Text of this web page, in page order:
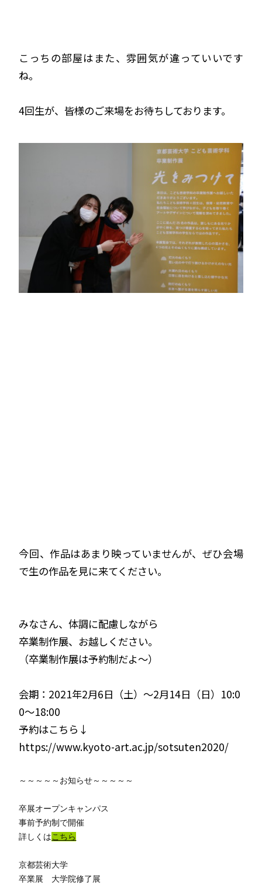
こっちの部屋はまた、雰囲気が違っていいです
ね。
4回生が、皆様のご来場をお待ちしております。
今回、作品はあまり映っていませんが、ぜひ会場
で生の作品を見に来てください。
みなさん、体調に配慮しながら
卒業制作展、お越しください。
（卒業制作展は予約制だよ〜）
会期：2021年2月6日（土）～2月14日（日） 10:0
0～18:00
予約はこちら↓
https://www.kyoto-art.ac.jp/sotsuten2020/
～～～～～お知らせ～～～～～
卒展オープンキャンパス
事前予約制で開催
詳しくはこちら
京都芸術大学
卒業展 大学院修了展